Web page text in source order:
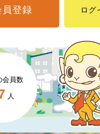
会員数
人
員登録 ログ